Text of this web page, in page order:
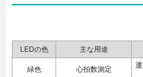
LEDの色 主な用途
緑色 心拍数測定